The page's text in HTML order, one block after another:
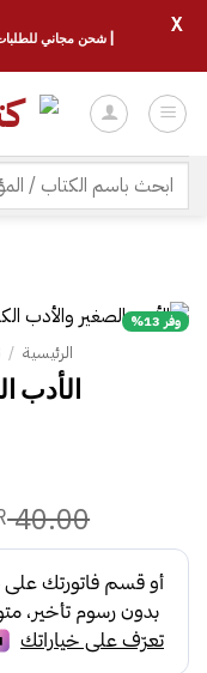
للمحتوى
البحث
عن:
وفر 13%
الرئيسية /
الأدب
40.00
| شحن مجاني للطلبات +300 ريال | تغليف مجاني للطلبات
X